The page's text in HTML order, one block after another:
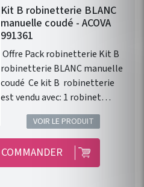
fonctionnelle. Disponible
dans les 46 couleurs du
nuancier Acova ! Kit
robinetterie compatible avec
chauffage central Fassane
Kit B robinetterie BLANC
manuelle coudé - ACOVA
991361
Offre Pack robinetterie Kit B
robinetterie BLANC manuelle
coudé Ce kit B robinetterie
est vendu avec: 1 robinet
équerre 1/2" . 1 coude de
réglage 1/2" . 1 tête manuelle
blanche . 1 paire de raccords
cuivre 14. 1 paire de raccords
PER 12. Installation
VOIR LE PRODUIT
COMMANDER